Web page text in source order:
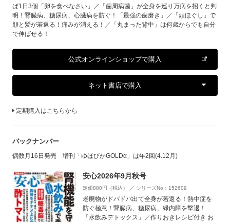
ば1日3個「卵を食べなさい」／「歯周病菌」が全身を巡り万病を招くと判
明！腎臓病、糖尿病、心臓病を防ぐ！「最強の歯磨き」／「頭ほぐし」で
顔と髪が若返る！痛みが消える！／「丸まった背中」は何歳からでも自分
で伸ばせる！
公式オンラインショップで購入
ネット書店で購入
定期購入はこちらから
バックナンバー
偶数月16日発売 増刊「ゆほびかGOLDα」は年2回(4.12月)
安心2026年9月秋号
定価880円（税込） ／ シリーズNo：152609
老廃物がドバドバ出て全身が若返る！熱中症を
防ぐ極意！腎臓病、糖尿病、緑内障を撃退！
「水飲みデトックス」／作りおきレシピ付き お